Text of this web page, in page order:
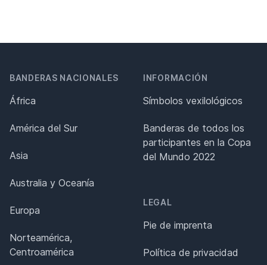
BANDERAS NACIONALES
África
América del Sur
Asia
Australia y Oceanía
Europa
Norteamérica,
Centroamérica
INFORMACIÓN
Símbolos vexilológicos
Banderas de todos los
participantes en la Copa
del Mundo 2022
LEGAL
Pie de imprenta
Política de privacidad